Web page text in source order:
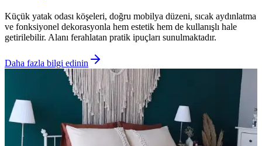
Küçük yatak odası köşeleri, doğru mobilya düzeni, sıcak aydınlatma
ve fonksiyonel dekorasyonla hem estetik hem de kullanışlı hale
getirilebilir. Alanı ferahlatan pratik ipuçları sunulmaktadır.
Daha fazla bilgi edinin